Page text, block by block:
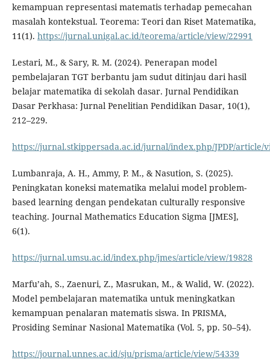
kemampuan representasi matematis terhadap pemecahan
masalah kontekstual. Teorema: Teori dan Riset Matematika,
11(1). https://jurnal.unigal.ac.id/teorema/article/view/22991
Lestari, M., & Sary, R. M. (2024). Penerapan model
pembelajaran TGT berbantu jam sudut ditinjau dari hasil
belajar matematika di sekolah dasar. Jurnal Pendidikan
Dasar Perkhasa: Jurnal Penelitian Pendidikan Dasar, 10(1),
212–229.
https://jurnal.stkippersada.ac.id/jurnal/index.php/JPDP/article/
Lumbanraja, A. H., Ammy, P. M., & Nasution, S. (2025).
Peningkatan koneksi matematika melalui model problem-
based learning dengan pendekatan culturally responsive
teaching. Journal Mathematics Education Sigma [JMES],
6(1).
https://jurnal.umsu.ac.id/index.php/jmes/article/view/19828
Marfu’ah, S., Zaenuri, Z., Masrukan, M., & Walid, W. (2022).
Model pembelajaran matematika untuk meningkatkan
kemampuan penalaran matematis siswa. In PRISMA,
Prosiding Seminar Nasional Matematika (Vol. 5, pp. 50–54).
https://journal.unnes.ac.id/sju/prisma/article/view/54339